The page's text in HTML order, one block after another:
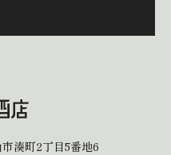
湊町2丁目5番地6